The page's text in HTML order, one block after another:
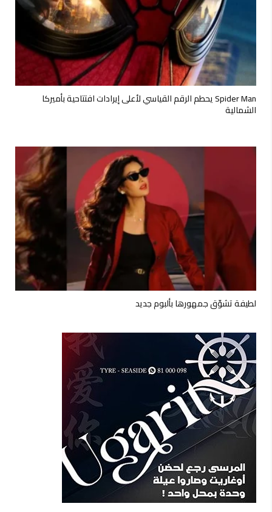
Spider Man يحطم الرقم القياسي لأعلى إيرادات افتتاحية بأميركا
الشمالية
لطيفة تشوّق جمهورها بألبوم جديد